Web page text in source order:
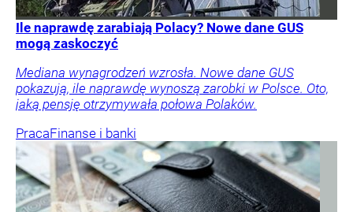
Ile naprawdę zarabiają Polacy? Nowe dane GUS
mogą zaskoczyć
Mediana wynagrodzeń wzrosła. Nowe dane GUS
pokazują, ile naprawdę wynoszą zarobki w Polsce. Oto,
jaką pensję otrzymywała połowa Polaków.
PracaFinanse i banki